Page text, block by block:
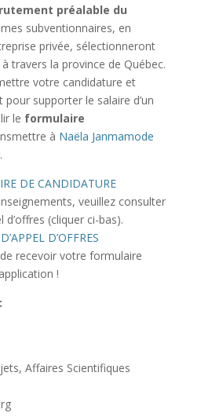
préalable du
subventionnaires, en
privée, sélectionneront
travers la province de Québec.
votre candidature et
supporter le salaire d’un
le formulaire
à Naëla Janmamode
.
DE CANDIDATURE
veuillez consulter
d’offres (cliquer ci-bas).
D’OFFRES
recevoir votre formulaire
!
Affaires Scientifiques